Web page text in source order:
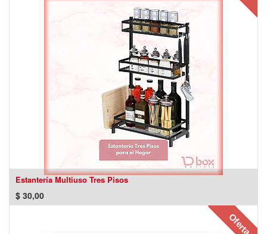
Estantería Multiuso Tres Pisos
$ 30,00
Oferta